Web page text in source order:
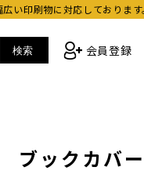
い印刷物に対応しております
検索 会員登録
ブックカバー